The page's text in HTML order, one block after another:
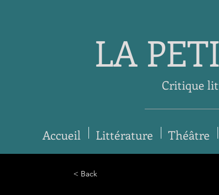
LA
Critique
Accueil Littérature Théâtre
< Back